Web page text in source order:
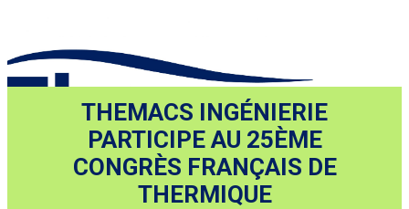
THEMACS INGÉNIERIE
PARTICIPE AU 25ÈME
CONGRÈS FRANÇAIS DE
THERMIQUE